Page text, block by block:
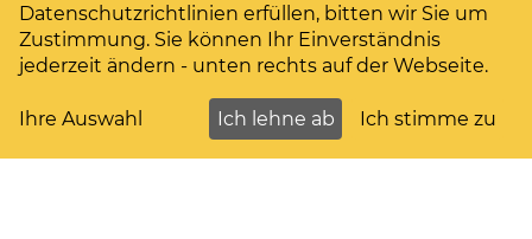
Datenschutzrichtlinien erfüllen, bitten wir Sie um
Zustimmung. Sie können Ihr Einverständnis
jederzeit ändern - unten rechts auf der Webseite.
Ihre Auswahl Ich lehne ab Ich stimme zu